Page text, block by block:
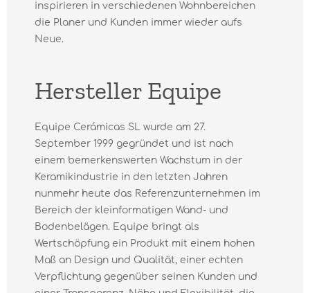
inspirieren in verschiedenen Wohnbereichen
die Planer und Kunden immer wieder aufs
Neue.
Hersteller Equipe
Equipe Cerámicas SL wurde am 27.
September 1999 gegründet und ist nach
einem bemerkenswerten Wachstum in der
Keramikindustrie in den letzten Jahren
nunmehr heute das Referenzunternehmen im
Bereich der kleinformatigen Wand- und
Bodenbelägen. Equipe bringt als
Wertschöpfung ein Produkt mit einem hohen
Maß an Design und Qualität, einer echten
Verpflichtung gegenüber seinen Kunden und